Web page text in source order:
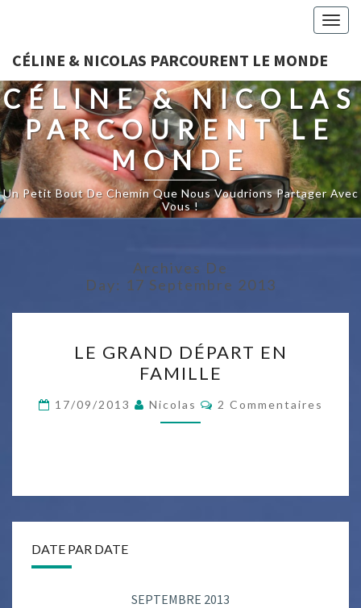
CÉLINE & NICOLAS PARCOURENT LE MONDE
CÉLINE & NICOLAS
PARCOURENT LE
MONDE
Un Petit Bout De Chemin Que Nous Voudrions Partager Avec
Vous !
Archives De
Day: 17 Septembre 2013
GRAND
DÉPART
EN
FAMILLE
LE GRAND DÉPART EN
FAMILLE
17/09/2013 Nicolas Commentaires
2 Commentaires
DATE PAR DATE
SEPTEMBRE 2013